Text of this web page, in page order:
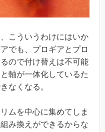
こういうわけにはいか
でも、プロギアとプロ
ので付け替えは不可能
軸が一体化しているた
なくなる。
ムを中心に集めてしま
み換えができるからな